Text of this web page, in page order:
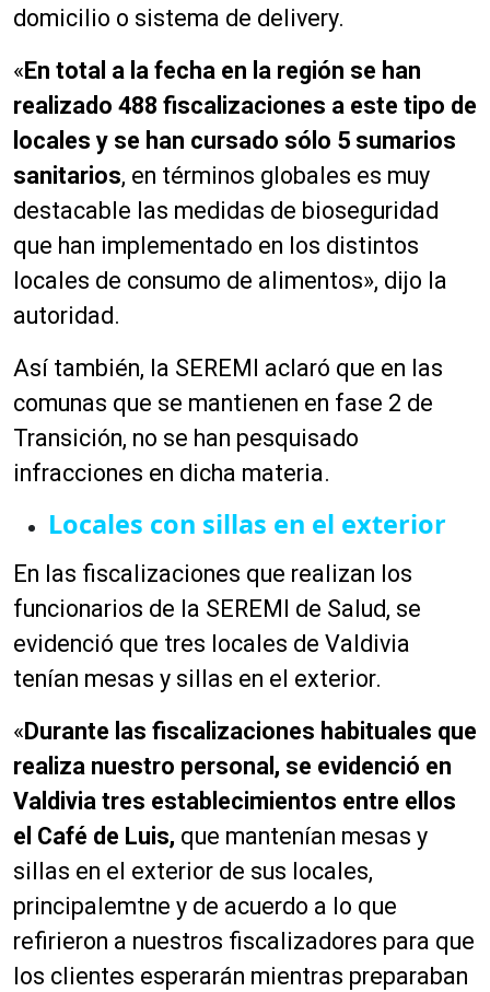
domicilio o sistema de delivery.
«En total a la fecha en la región se han
realizado 488 fiscalizaciones a este tipo de
locales y se han cursado sólo 5 sumarios
sanitarios, en términos globales es muy
destacable las medidas de bioseguridad
que han implementado en los distintos
locales de consumo de alimentos», dijo la
autoridad.
Así también, la SEREMI aclaró que en las
comunas que se mantienen en fase 2 de
Transición, no se han pesquisado
infracciones en dicha materia.
Locales con sillas en el exterior
En las fiscalizaciones que realizan los
funcionarios de la SEREMI de Salud, se
evidenció que tres locales de Valdivia
tenían mesas y sillas en el exterior.
«Durante las fiscalizaciones habituales que
realiza nuestro personal, se evidenció en
Valdivia tres establecimientos entre ellos
el Café de Luis, que mantenían mesas y
sillas en el exterior de sus locales,
principalemtne y de acuerdo a lo que
refirieron a nuestros fiscalizadores para que
los clientes esperarán mientras preparaban